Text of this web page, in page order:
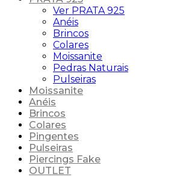
Ver PRATA 925
Anéis
Brincos
Colares
Moissanite
Pedras Naturais
Pulseiras
Moissanite
Anéis
Brincos
Colares
Pingentes
Pulseiras
Piercings Fake
OUTLET